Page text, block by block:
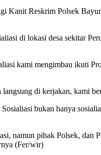
Kanit Reskrim Polsek
di lokasi desa sekitar
kami mengimbau ikuti
di kerjakan, kami
bukan hanya
namun pihak Polsek,
(Fer/wir)